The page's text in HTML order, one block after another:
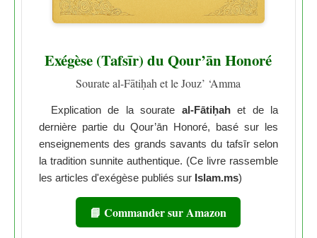
Exégèse (Tafsīr) du Qour’ān Honoré
Sourate al-Fātiḥah et le Jouz’ ‘Amma
Explication de la sourate al-Fātiḥahet de la
dernière partie du Qour’ān Honoré, basé sur les
enseignements des grands savants du tafsīr selon
la tradition sunnite authentique. (Ce livre rassemble
les articles d'exégèse publiés sur Islam.ms)
📘 Commander sur Amazon